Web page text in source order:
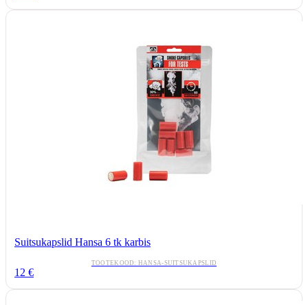
Suitsukapslid Hansa 6 tk karbis
TOOTEKOOD: HANSA-SUITSUKAPSLID
12 €